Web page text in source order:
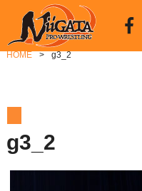
HOME g3_2
g3_2